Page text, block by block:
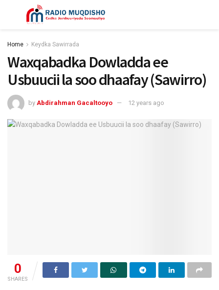
Home Keydka Sawirrada
Waxqabadka Dowladda ee
Usbuucii la soo dhaafay (Sawirro)
by Abdirahman Gacaltooyo 12 years ago
0
SHARES